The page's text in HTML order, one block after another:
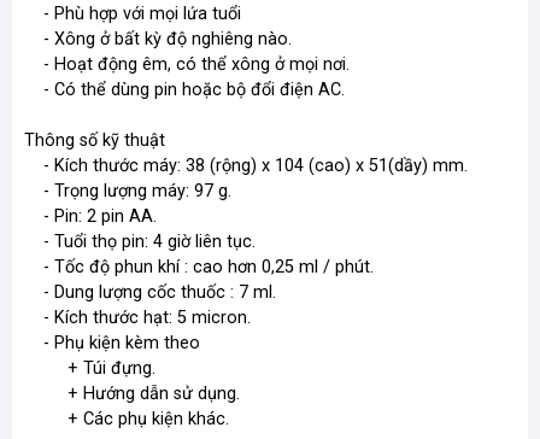
- Phù hợp với mọi lứa tuổi
- Xông ở bất kỳ độ nghiêng nào.
- Hoạt động êm, có thể xông ở mọi nơi.
- Có thể dùng pin hoặc bộ đổi điện AC.
Thông số kỹ thuật
- Kích thước máy: 38 (rộng) x 104 (cao) x 51(dầy) mm.
- Trọng lượng máy: 97 g.
- Pin: 2 pin AA.
- Tuổi thọ pin: 4 giờ liên tục.
- Tốc độ phun khí : cao hơn 0,25 ml / phút.
- Dung lượng cốc thuốc : 7 ml.
- Kích thước hạt: 5 micron.
- Phụ kiện kèm theo
+ Túi đựng.
+ Hướng dẫn sử dụng.
+ Các phụ kiện khác.